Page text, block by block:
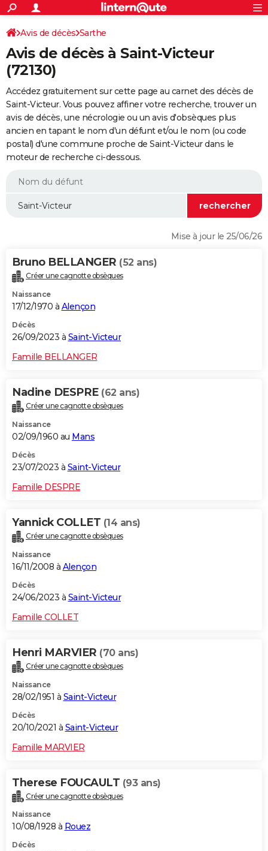
ACTUALITÉS
Politique
Société
Faits Divers
Education
Monde
Villes
+
SPORT
Coupe du monde 2026
Football
Tennis
Cyclisme
Rugby
Forum
FINANCE
Retraite
Impôts
Epargne
Immobilier
Risques naturels par ville
Banque
Assurance
Crédit
Essais
Réserver un essai
Citadines
Berlines
SUV
Forum auto
+
HIGH-TECH
Mobiles
Meilleur smartphone
Internet
Ordinateurs
Jeux vidéo
Guide high-tech
+BRICOLAGE
Forum
Aménagement intérieur
Extérieur
Cuisine
Salle de bains
Jardinage
Rangement
WEEK-END
Guides de France
Escapades
Patrimoine
Expositions
Musées
Week-end nature
LIFESTYLE
Alimentation
Guide de la santé
Maladies
Médicaments
Sommeil
VOYAGE
Destinations
City break
Voyage nature
Voyage de noces
Forum
Climat
+PHOTO
GUIDES D'ACHAT
BONS PLANS
CARTE DE VOEUX
Dictionnaire
Biographies
Citations
Expressions
Proverbes
PROGRAMME TV
COPAINS D'AVANT
S'inscrire
Se connecter
Lycées
Collèges
Primaires
Universités
Entreprises
Service militaire
Avis de recherche
AVIS DE DÉCÈS
Avis de décès Sarthe
Avis de décès à Saint-Victeur
(72130)
Accédez gratuitement sur cette page au carnet des décès de
Saint-Victeur. Vous pouvez affiner votre recherche, trouver un
avis de décès, une nécrologie ou un avis d'obsèques plus
ancien en tapant le nom d'un défunt et/ou le nom (ou code
postal) d'une commune proche de Saint-Victeur dans le
moteur de recherche ci-dessous.
Mise à jour le 25/06/26
Bruno BELLANGER (52 ans)
Créer une cagnotte obsèques
Naissance
17/12/1970 à Alençon
Décès
26/09/2023 à Saint-Victeur
Famille BELLANGER
Nadine DESPRE (62 ans)
Créer une cagnotte obsèques
Naissance
02/09/1960 au Mans
Décès
23/07/2023 à Saint-Victeur
Famille DESPRE
Yannick COLLET (14 ans)
Créer une cagnotte obsèques
Naissance
16/11/2008 à Alençon
Décès
24/06/2023 à Saint-Victeur
Famille COLLET
Henri MARVIER (70 ans)
Créer une cagnotte obsèques
Naissance
28/02/1951 à Saint-Victeur
Décès
20/10/2021 à Saint-Victeur
Famille MARVIER
Therese FOUCAULT (93 ans)
Créer une cagnotte obsèques
Naissance
10/08/1928 à Rouez
Décès